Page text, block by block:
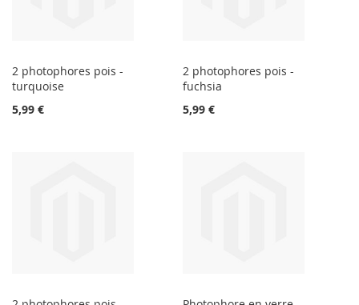
2 photophores pois -
turquoise
5,99 €
2 photophores pois -
fuchsia
5,99 €